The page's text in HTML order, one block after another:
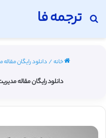
ترجمه فا
جستجو برای
خانه/ دانلود رایگان
دانلود رایگان مقاله